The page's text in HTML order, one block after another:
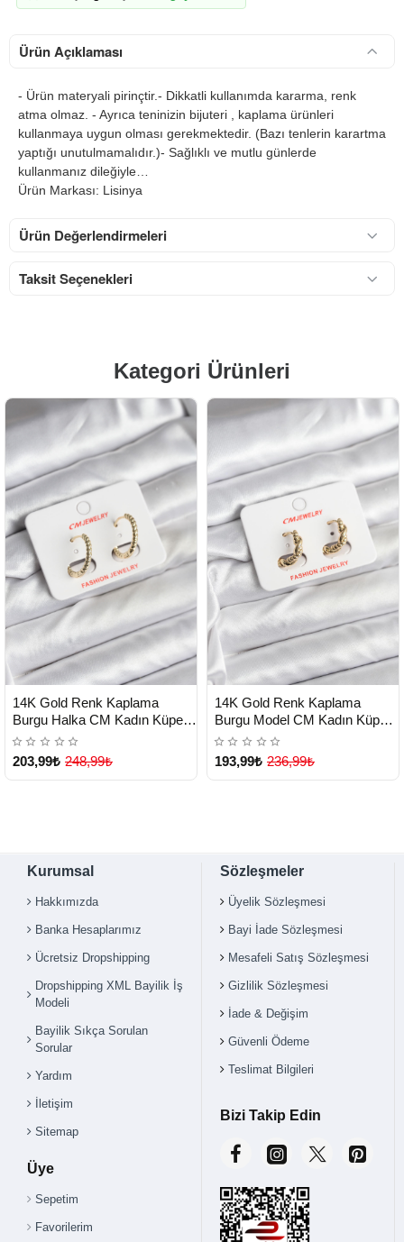
Ürün Açıklaması
- Ürün materyali pirinçtir.- Dikkatli kullanımda kararma, renk
atma olmaz. - Ayrıca teninizin bijuteri , kaplama ürünleri
kullanmaya uygun olması gerekmektedir. (Bazı tenlerin karartma
yaptığı unutulmamalıdır.)- Sağlıklı ve mutlu günlerde
kullanmanız dileğiyle…
Ürün Markası: Lisinya
Ürün Değerlendirmeleri
Taksit Seçenekleri
Kategori Ürünleri
TESLİMAT
14K Gold Renk Kaplama
Burgu Halka CM Kadın Küpe -
Lisinya
203,99₺ 248,99₺
TESLİMAT
14K Gold Renk Kaplama
Burgu Model CM Kadın Küpe -
Lisinya
193,99₺ 236,99₺
Kurumsal
Hakkımızda
Banka Hesaplarımız
Ücretsiz Dropshipping
Dropshipping XML Bayilik İş
Modeli
Bayilik Sıkça Sorulan
Sorular
Yardım
İletişim
Sitemap
Üye
Sepetim
Favorilerim
Sözleşmeler
Üyelik Sözleşmesi
Bayi İade Sözleşmesi
Mesafeli Satış Sözleşmesi
Gizlilik Sözleşmesi
İade & Değişim
Güvenli Ödeme
Teslimat Bilgileri
Bizi Takip Edin